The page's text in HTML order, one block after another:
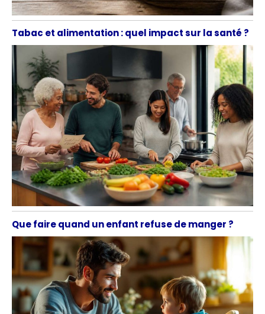
Tabac et alimentation : quel impact sur la santé ?
Que faire quand un enfant refuse de manger ?